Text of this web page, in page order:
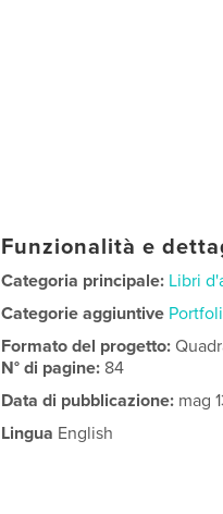
Funzionalità e
Categoria principale: Libri
Categorie aggiuntive
Formato del progetto:
N° di pagine: 84
Data di pubblicazione: mag
Lingua English